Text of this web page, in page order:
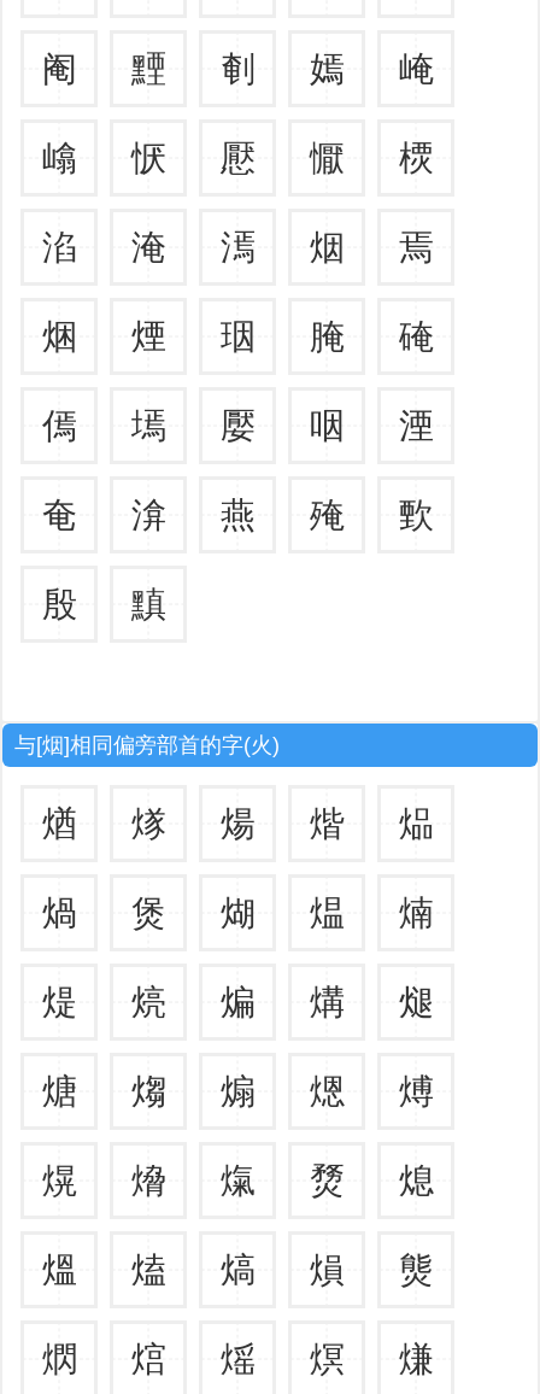
阉 黫 剦 嫣 崦
嶖 恹 懕 懨 樮
淊 淹 漹 烟 焉
焑 煙 珚 腌 硽
傿 墕 嬮 咽 湮
奄 渰 燕 殗 歅
殷 黰
与[烟]相同偏旁部首的字(火)
煪 煫 煬 煯 煰
煱 煲 煳 煴 煵
煶 煷 煸 煹 煺
煻 煼 煽 煾 煿
熀 熁 熂 熃 熄
熅 熆 熇 熉 熋
熌 熍 熎 熐 熑